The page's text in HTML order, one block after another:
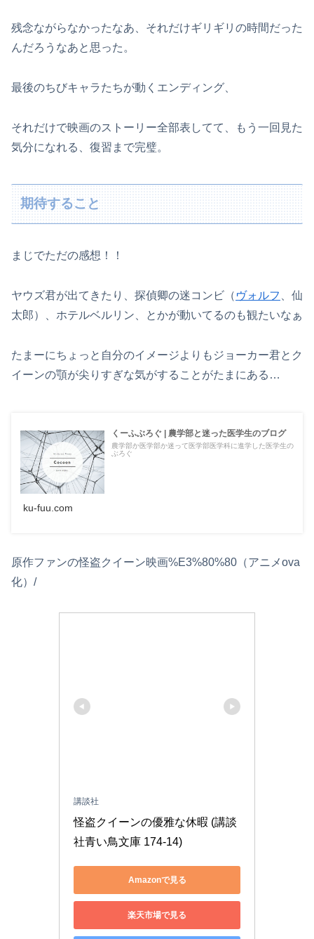
残念ながらなかったなあ、それだけギリギリの時間だった
んだろうなあと思った。
最後のちびキャラたちが動くエンディング、
それだけで映画のストーリー全部表してて、もう一回見た
気分になれる、復習まで完璧。
期待すること
まじでただの感想！！
ヤウズ君が出てきたり、探偵卿の迷コンビ（ ヴォルフ
、仙
太郎）、ホテルベルリン、とかが動いてるのも観たいなぁ
たまーにちょっと自分のイメージよりもジョーカー君とク
イーンの顎が尖りすぎな気がすることがたまにある…
くーふぶろぐ | 農学部と迷った医学生のブログ
農学部か医学部か迷って医学部医学科に進学した医学生の
ぶろぐ
ku-fuu.com
原作ファンの怪盗クイーン映画%E3%80%80（アニメova
化）/
講談社
怪盗クイーンの優雅な休暇 (講談
社青い鳥文庫 174-14)
Amazonで見る
楽天市場で見る